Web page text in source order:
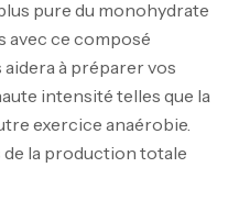
pure du monohydrate
avec ce composé
à préparer vos
intensité telles que la
exercice anaérobie.
la production totale